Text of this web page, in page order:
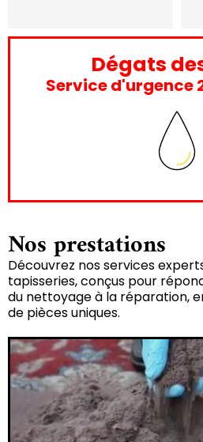
Dégats
Service d'urgence
Nos prestations
Découvrez nos services
tapisseries, conçus pour
du nettoyage à la réparation,
de pièces uniques.